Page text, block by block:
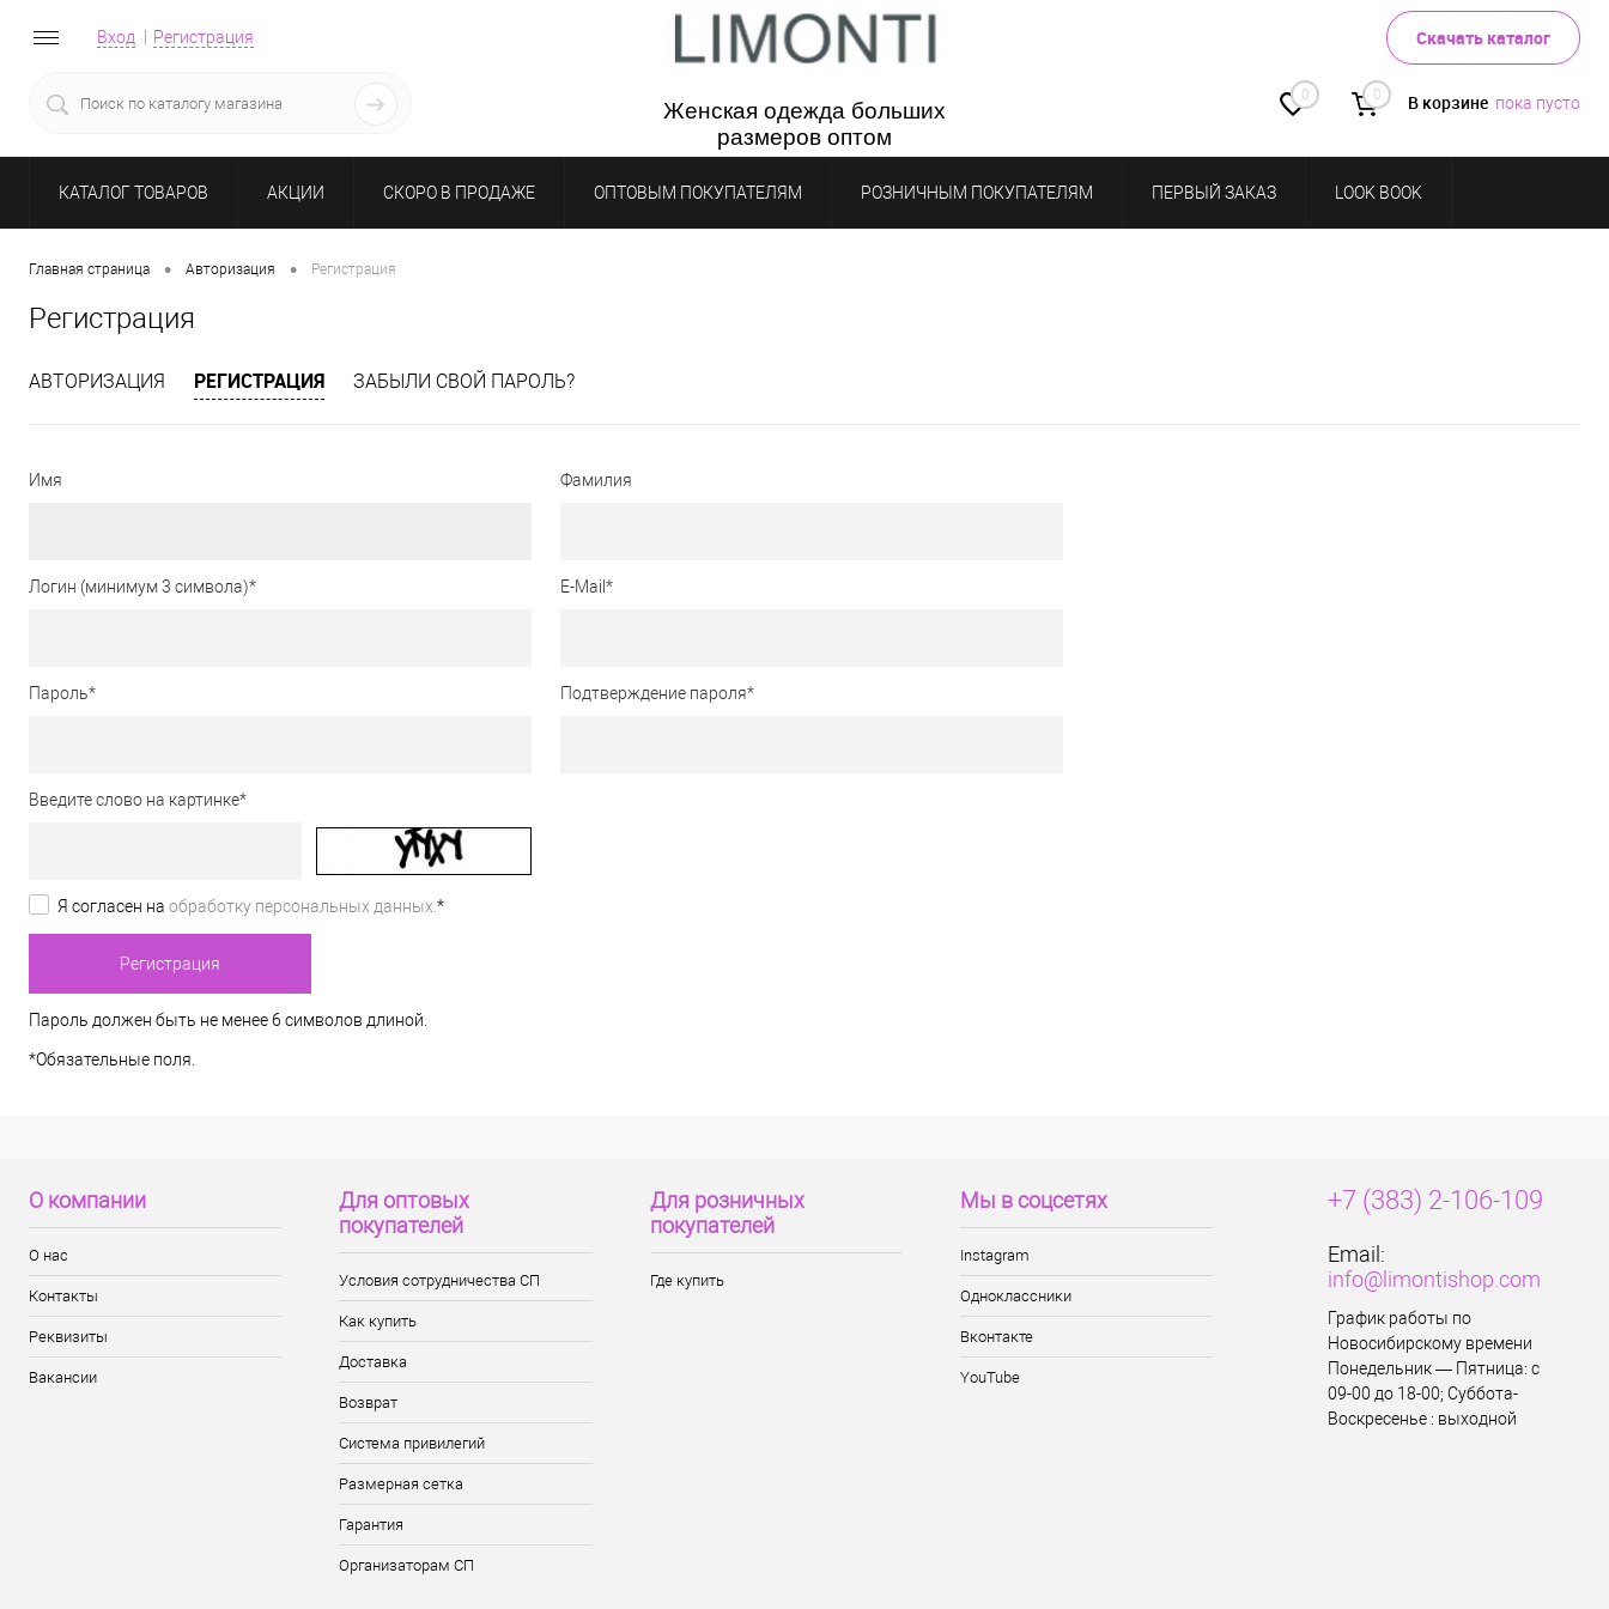
Вход Регистрация Скачать каталог
0 0 В корзине пока пусто
Женская одежда больших
размеров оптом
КАТАЛОГ ТОВАРОВ АКЦИИ СКОРО В ПРОДАЖЕ ОПТОВЫМ ПОКУПАТЕЛЯМ РОЗНИЧНЫМ ПОКУПАТЕЛЯМ ПЕРВЫЙ ЗАКАЗ LOOK BOOK
Главная страница • Авторизация • Регистрация
Регистрация
АВТОРИЗАЦИЯ РЕГИСТРАЦИЯ ЗАБЫЛИ СВОЙ ПАРОЛЬ?
Имя Фамилия
Логин (минимум 3 символа)* E-Mail *
Пароль* Подтверждение пароля*
Введите слово на картинке*
Я согласен на обработку персональных данных.*
Пароль должен быть не менее 6 символов длиной.
*Обязательные поля.
О компании
О нас
Контакты
Реквизиты
Вакансии
Для оптовых
покупателей
Условия сотрудничества СП
Как купить
Доставка
Возврат
Система привилегий
Размерная сетка
Гарантия
Организаторам СП
Для розничных
покупателей
Где купить
Мы в соцсетях
Instagram
Одноклассники
Вконтакте
YouTube
+7 (383) 2-106-109
Email:
info@limontishop.com
График работы по
Новосибирскому времени
Понедельник — Пятница: с
09-00 до 18-00; Суббота-
Воскресенье : выходной